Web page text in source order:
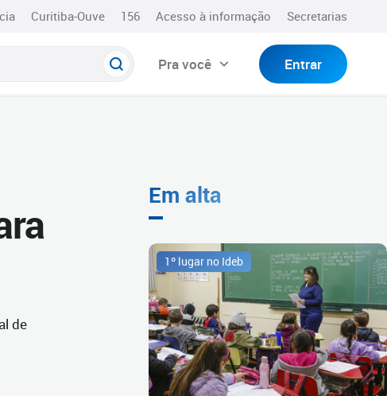
Curitiba-Ouve 156 Acesso à informação Secretarias
Pra você Entrar
de
Em alta
1º lugar no Ideb